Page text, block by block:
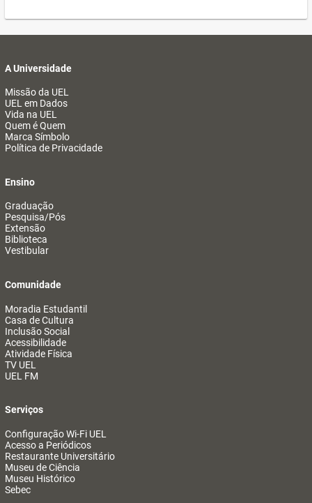
A Universidade
Missão da UEL
UEL em Dados
Vida na UEL
Quem é Quem
Marca Símbolo
Política de Privacidade
Ensino
Graduação
Pesquisa/Pós
Extensão
Biblioteca
Vestibular
Comunidade
Moradia Estudantil
Casa de Cultura
Inclusão Social
Acessibilidade
Atividade Física
TV UEL
UEL FM
Serviços
Configuração Wi-Fi UEL
Acesso a Periódicos
Restaurante Universitário
Museu de Ciência
Museu Histórico
Sebec